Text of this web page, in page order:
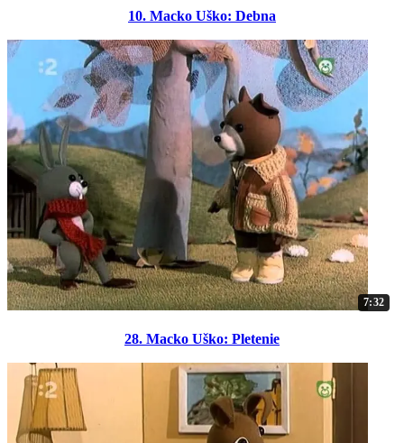
10. Macko Uško: Debna
7:32
28. Macko Uško: Pletenie